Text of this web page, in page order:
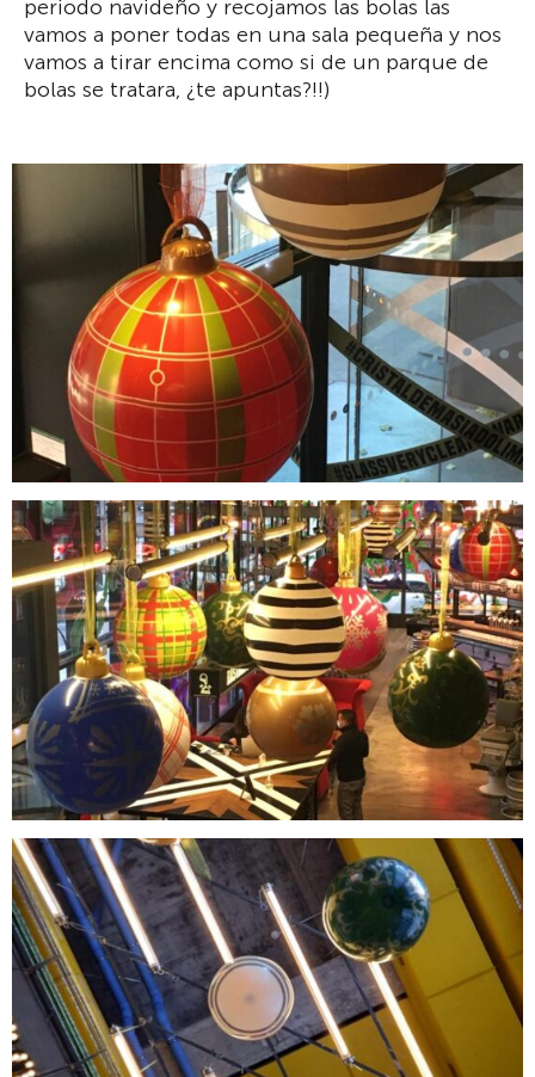
periodo navideño y recojamos las bolas las
vamos a poner todas en una sala pequeña y nos
vamos a tirar encima como si de un parque de
bolas se tratara, ¿te apuntas?!!)